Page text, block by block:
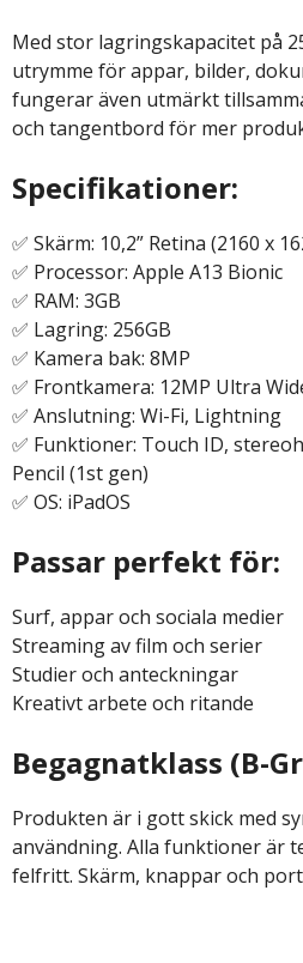
Med stor lagringskapacitet på
utrymme för appar, bilder,
fungerar även utmärkt
och tangentbord för mer
Specifikationer:
✅ Skärm: 10,2” Retina (2160 x
✅ Processor: Apple A13 Bionic
✅ RAM: 3GB
✅ Lagring: 256GB
✅ Kamera bak: 8MP
✅ Frontkamera: 12MP Ultra
✅ Anslutning: Wi-Fi, Lightning
✅ Funktioner: Touch ID,
Pencil (1st gen)
✅ OS: iPadOS
Passar perfekt för:
Surf, appar och sociala medier
Streaming av film och serier
Studier och anteckningar
Kreativt arbete och ritande
Begagnatklass (B-
Produkten är i gott skick med
användning. Alla funktioner är
felfritt. Skärm, knappar och